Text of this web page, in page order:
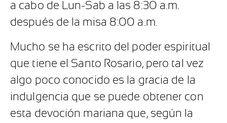
a cabo de Lun-Sab a las 8:30 a.m.
después de la misa 8:00 a.m.
Mucho se ha escrito del poder espiritual
que tiene el Santo Rosario, pero tal vez
algo poco conocido es la gracia de la
indulgencia que se puede obtener con
esta devoción mariana que, según la